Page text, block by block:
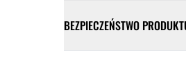
BEZPIECZEŃSTWO